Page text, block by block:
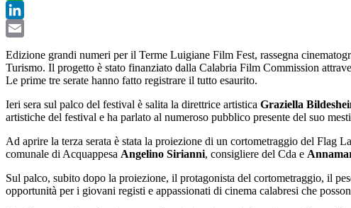
WhatsApp
LinkedIn
Edizione grandi numeri per il Terme Luigiane Film Fest, rassegna
Turismo. Il progetto è stato finanziato dalla Calabria Film Commission
Le prime tre serate hanno fatto registrare il tutto esaurito.
Ieri sera sul palco del festival è salita la direttrice artistica Graziella
artistiche del festival e ha parlato al numeroso pubblico presente del suo
Ad aprire la terza serata è stata la proiezione di un cortometraggio del Flag
comunale di Acquappesa Angelino Sirianni, consigliere del Cda e
Sul palco, subito dopo la proiezione, il protagonista del cortometraggio, il
opportunità per i giovani registi e appassionati di cinema calabresi che